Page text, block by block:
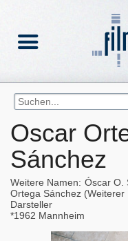
Oscar
Sánchez
Weitere Namen Óscar O.
Ortega Sánchez (Weiterer
Darsteller
1962 Mannheim